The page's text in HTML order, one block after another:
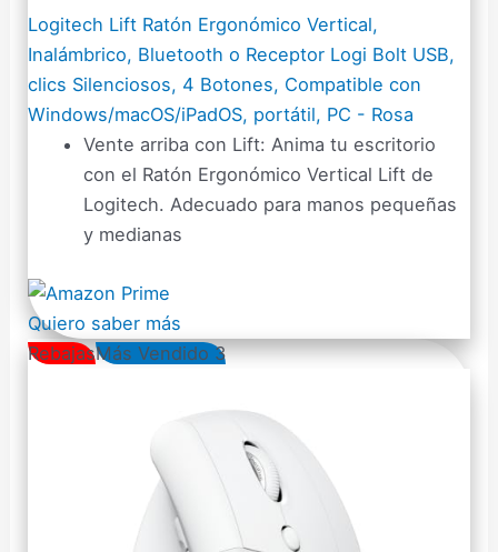
Logitech Lift Ratón Ergonómico Vertical,
Inalámbrico, Bluetooth o Receptor Logi Bolt USB,
clics Silenciosos, 4 Botones, Compatible con
Windows/macOS/iPadOS, portátil, PC - Rosa
Vente arriba con Lift: Anima tu escritorio
con el Ratón Ergonómico Vertical Lift de
Logitech. Adecuado para manos pequeñas
y medianas
Quiero saber más
RebajasMás Vendido 3